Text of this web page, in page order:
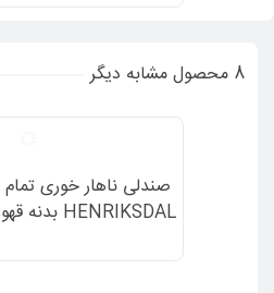
8 محصول مشابه دیگر
صندلی ناهار خوری تمام
HENRIKSDAL بدنه قهوه ای تیره رویه بژ